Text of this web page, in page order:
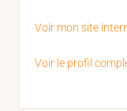
Voir mon site
Voir le profil